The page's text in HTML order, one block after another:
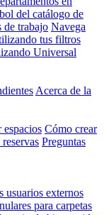
del catálogo de
de trabajo Navega
tus filtros
Universal
Acerca de la
espacios Cómo crear
Preguntas
usuarios externos
para carpetas